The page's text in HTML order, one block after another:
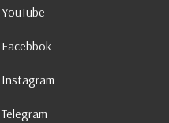
YouTube
Facebbok
Instagram
Telegram